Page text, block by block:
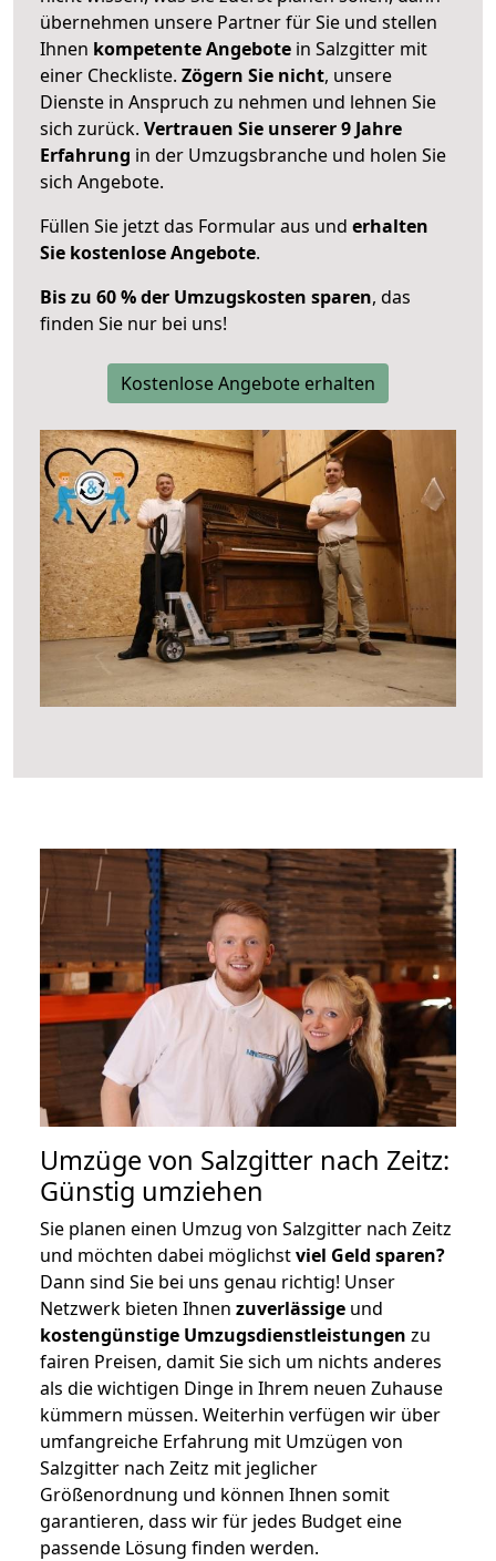
übernehmen unsere Partner für Sie und stellen
Ihnen kompetente Angebote in Salzgitter mit
einer Checkliste. Zögern Sie nicht, unsere
Dienste in Anspruch zu nehmen und lehnen Sie
sich zurück. Vertrauen Sie unserer 9 Jahre
Erfahrung in der Umzugsbranche und holen Sie
sich Angebote.
Füllen Sie jetzt das Formular aus und erhalten
Sie kostenlose Angebote.
Bis zu 60 % der Umzugskosten sparen, das
finden Sie nur bei uns!
Kostenlose Angebote erhalten
Umzüge von Salzgitter nach Zeitz:
Günstig umziehen
Sie planen einen Umzug von Salzgitter nach Zeitz
und möchten dabei möglichstviel Geld sparen?
Dann sind Sie bei uns genau richtig! Unser
Netzwerk bieten Ihnen zuverlässige und
kostengünstige Umzugsdienstleistungen zu
fairen Preisen, damit Sie sich um nichts anderes
als die wichtigen Dinge in Ihrem neuen Zuhause
kümmern müssen. Weiterhin verfügen wir über
umfangreiche Erfahrung mit Umzügen von
Salzgitter nach Zeitz mit jeglicher
Größenordnung und können Ihnen somit
garantieren, dass wir für jedes Budget eine
passende Lösung finden werden.